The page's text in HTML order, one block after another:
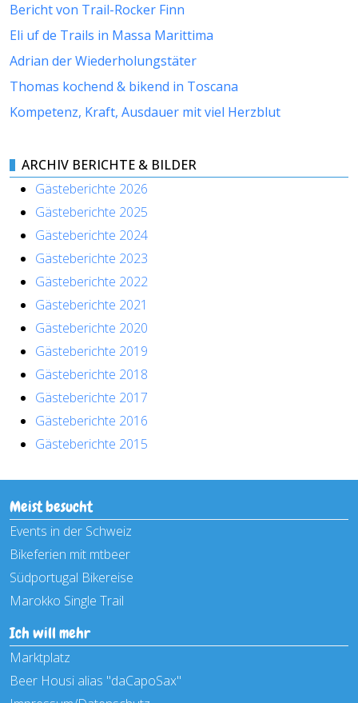
Bericht von Trail-Rocker Finn
Eli uf de Trails in Massa Marittima
Adrian der Wiederholungstäter
Thomas kochend & bikend in Toscana
Kompetenz, Kraft, Ausdauer mit viel Herzblut
ARCHIV BERICHTE & BILDER
Gästeberichte 2026
Gästeberichte 2025
Gästeberichte 2024
Gästeberichte 2023
Gästeberichte 2022
Gästeberichte 2021
Gästeberichte 2020
Gästeberichte 2019
Gästeberichte 2018
Gästeberichte 2017
Gästeberichte 2016
Gästeberichte 2015
Meist besucht
Events in der Schweiz
Bikeferien mit mtbeer
Südportugal Bikereise
Marokko Single Trail
Ich will mehr
Marktplatz
Beer Housi alias "daCapoSax"